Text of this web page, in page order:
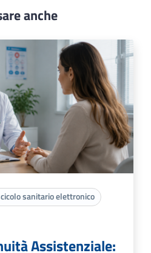
anche
sanitario elettronico
Assistenziale: